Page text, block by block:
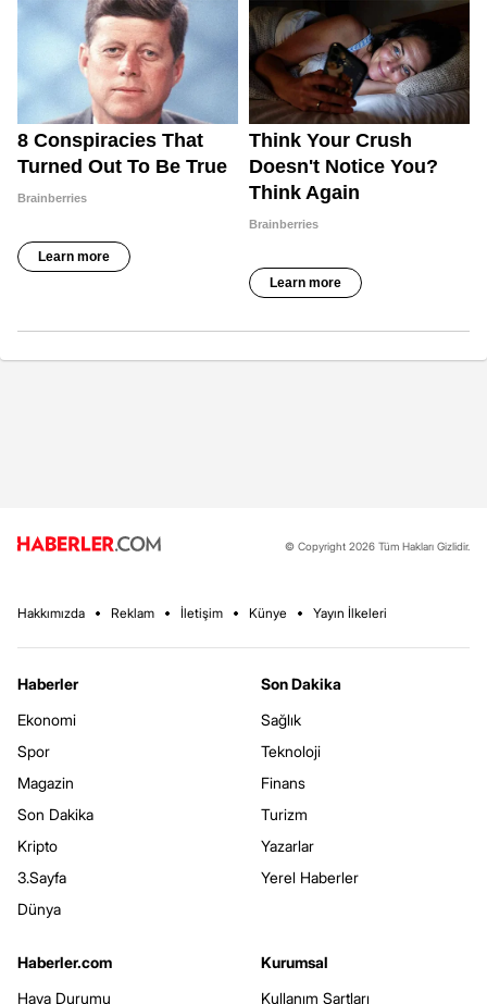
© Copyright 2026 Tüm Hakları Gizlidir.
Hakkımızda Reklam İletişim Künye Yayın İlkeleri
Haberler
Ekonomi
Spor
Magazin
Son Dakika
Kripto
3.Sayfa
Dünya
Son Dakika
Sağlık
Teknoloji
Finans
Turizm
Yazarlar
Yerel Haberler
Haberler.com
Hava Durumu
Kurumsal
Kullanım Şartları